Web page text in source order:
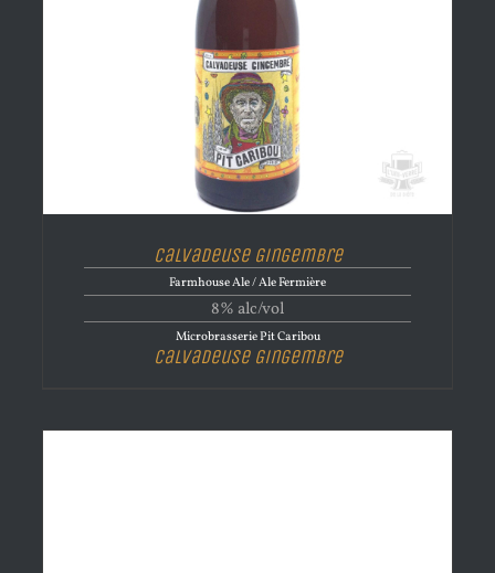
Calvadeuse Gingembre
Farmhouse Ale / Ale Fermière
8% alc/vol
Microbrasserie Pit Caribou
Calvadeuse Gingembre